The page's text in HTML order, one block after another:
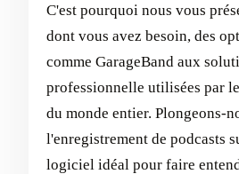
C'est pourquoi nous vous
dont vous avez besoin, des
comme GarageBand aux
professionnelle utilisées par
du monde entier. Plongeons-
l'enregistrement de podcasts
logiciel idéal pour faire